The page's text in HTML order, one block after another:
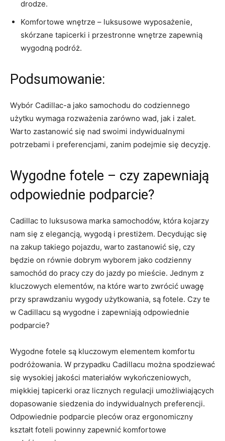
drodze.
Komfortowe wnętrze – luksusowe wyposażenie,
skórzane‌ tapicerki⁢ i przestronne wnętrze‍ zapewnią
wygodną ⁢podróż.
Podsumowanie:
Wybór Cadillac-a jako samochodu do ⁤codziennego
użytku wymaga rozważenia zarówno wad, jak i zalet.
Warto zastanowić się nad swoimi indywidualnymi
‍potrzebami i preferencjami,‌ zanim podejmie ​się‌ decyzję.
Wygodne fotele – czy zapewniają
odpowiednie podparcie?
Cadillac to⁤ luksusowa marka samochodów, która ⁣kojarzy⁣
nam się z elegancją, wygodą i⁢ prestiżem. Decydując się
na zakup takiego pojazdu, warto zastanowić się, czy
będzie on równie dobrym wyborem jako codzienny
samochód do pracy czy do jazdy po mieście. Jednym z
kluczowych elementów, na które⁢ warto zwrócić⁤ uwagę
przy sprawdzaniu wygody użytkowania, są fotele. Czy‌ te
w⁣ Cadillacu są wygodne i zapewniają odpowiednie
podparcie?
Wygodne fotele są kluczowym elementem komfortu
podróżowania.⁢ W przypadku Cadillacu można spodziewać
się⁢ wysokiej jakości materiałów wykończeniowych,
miękkiej tapicerki oraz licznych regulacji⁢ umożliwiających
dopasowanie siedzenia do indywidualnych preferencji.
Odpowiednie podparcie pleców oraz ergonomiczny
kształt foteli powinny zapewnić komfortowe